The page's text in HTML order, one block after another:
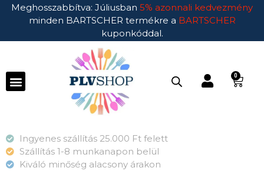
Meghosszabbítva: Júliusban 5% azonnali kedvezmény
minden BARTSCHER termékre a BARTSCHER
kuponkóddal.
0
Ingyenes szállítás 25.000 Ft felett
Szállítás 1-8 munkanapon belül
Kiváló minőség alacsony árakon